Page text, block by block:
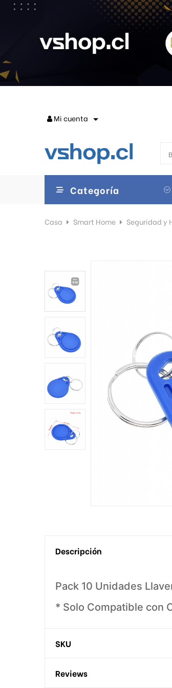
Mi cuenta 
Categoría
Casa Smart Home Seguridad y
Descripción
Pack 10 Unidades
* Solo Compatible con
SKU
Reviews